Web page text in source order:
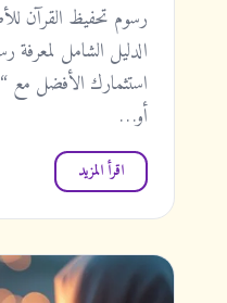
رسوم تحفيظ القرآن
الدليل الشامل لمعرفة
استثمارك الأفضل مع
أو…
اقرأ المزيد